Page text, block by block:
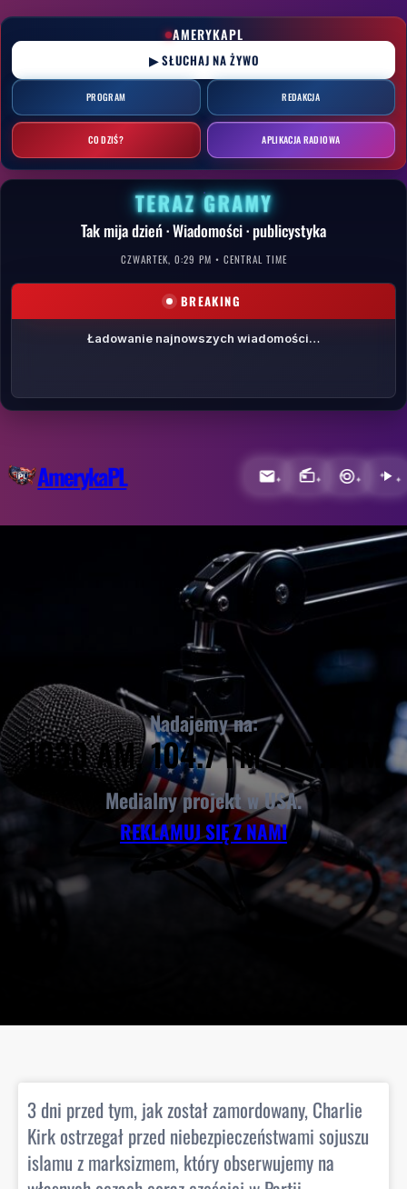
Przejdź
do
treści
AMERYKAPL
▶ SŁUCHAJ NA ŻYWO
PROGRAM REDAKCJA
CO DZIŚ? APLIKACJA RADIOWA
TERAZ GRAMY
Tak mija dzień · Wiadomości · publicystyka
CZWARTEK, 0:29 PM • CENTRAL TIME
BREAKING
Ładowanie najnowszych wiadomości…
AmerykaPL
Nadajemy na:
1030 AM, 104.7 FM, 107.1 FM
Medialny projekt w USA.
REKLAMUJ SIĘ Z NAMI
3 dni przed tym, jak został zamordowany, Charlie
Kirk ostrzegał przed niebezpieczeństwami sojuszu
islamu z marksizmem, który obserwujemy na